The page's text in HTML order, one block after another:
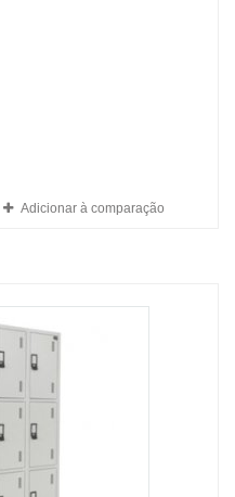
Adicionar à comparação